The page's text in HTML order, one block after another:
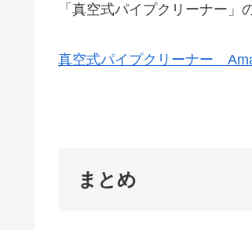
「真空式パイプクリーナー」
真空式パイプクリーナー
まとめ